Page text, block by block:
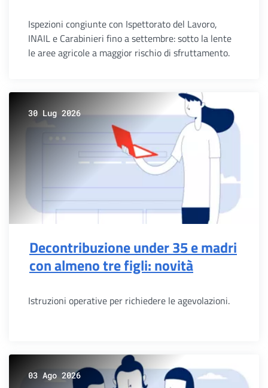
Ispezioni congiunte con Ispettorato del Lavoro,
INAIL e Carabinieri fino a settembre: sotto la lente
le aree agricole a maggior rischio di sfruttamento.
30 Lug 2026
Decontribuzione under 35 e madri
con almeno tre figli: novità
Istruzioni operative per richiedere le agevolazioni.
03 Ago 2026